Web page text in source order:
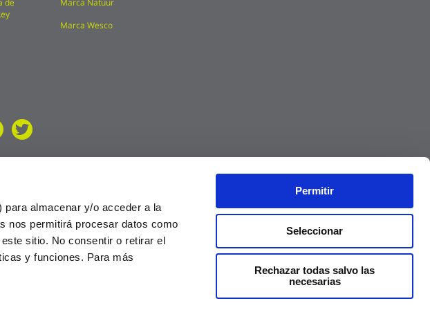
almacenar y/o acceder a la
nos permitirá procesar datos como
sitio. No consentir o retirar el
y funciones. Para más
Permitir
Seleccionar
Rechazar todas salvo las
necesarias
de
Marca Natuur
Marca Wesco